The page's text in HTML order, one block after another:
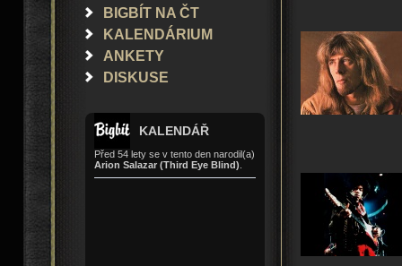
BIGBÍT NA ČT
KALENDÁRIUM
ANKETY
DISKUSE
KALENDÁŘ
Před 54 lety se v tento den narodil(a)
Arion Salazar (Third Eye Blind)